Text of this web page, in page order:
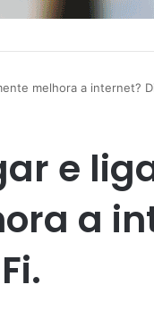
melhora a internet?
e
a